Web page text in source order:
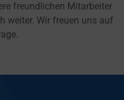
freundlichen Mitarbeiter
weiter. Wir freuen uns auf